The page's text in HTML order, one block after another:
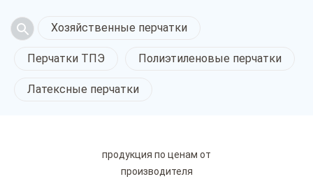
Хозяйственные перчатки
Перчатки ТПЭ Полиэтиленовые перчатки
Латексные перчатки
продукция по ценам от
производителя